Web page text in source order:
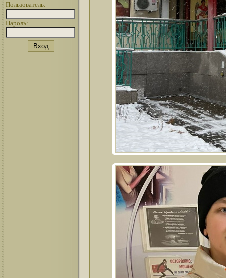
Пользователь:
Пароль: